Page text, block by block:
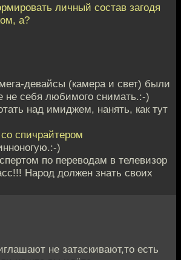
личный состав загодя
а?
девайсы (камера и свет) были
не себя любимого снимать.:-)
над имиджем, нанять, как тут
спичрайтером
)
по переводам в телевизор
Народ должен знать своих
не затаскивают,то есть